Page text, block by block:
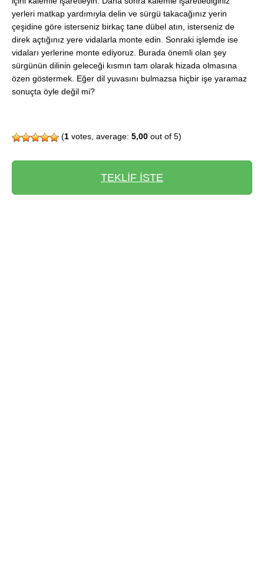
yerleri matkap yardımıyla delin ve sürgü takacağınız yerin
çeşidine göre isterseniz birkaç tane dübel atın, isterseniz de
direk açtığınız yere vidalarla monte edin. Sonraki işlemde ise
vidaları yerlerine monte ediyoruz. Burada önemli olan şey
sürgünün dilinin geleceği kısmın tam olarak hizada olmasına
özen göstermek. Eğer dil yuvasını bulmazsa hiçbir işe yaramaz
sonuçta öyle değil mi?
(1 votes, average: 5,00 out of 5)
TEKLİF İSTE